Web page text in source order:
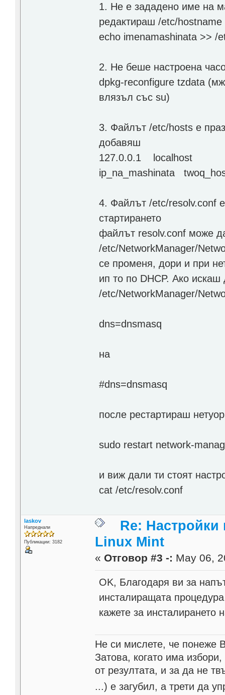
1. Не е зададено име на
редактираш /etc/
echo imenamashinata >> /
2. Не беше настроена
dpkg-reconfigure tzdata
влязъл със su)
3. Файлът /etc/hosts е
добавяш
127.0.0.1 localhost
ip_na_mashinata
4. Файлът /etc/resolv.conf
стартирането
файлът resolv.conf може
/etc/NetworkManager/
се променя, дори и при
ип то по DHCP. Ако
/etc/NetworkManager/
dns=dnsmasq
на
#dns=dnsmasq
после рестартираш
sudo restart network-
и виж дали ти стоят
cat /etc/resolv.conf
laskov
Напреднали
Публикации: 3182
Re:
Linux Mint
« Отговор #3 -: May 06,
OK, Благодаря ви за
инсталиращата
кажете за инсталирането
Не си мислете, че понеже
Затова, когато има
от резултата, и за да не
...) е загубил, а трети да